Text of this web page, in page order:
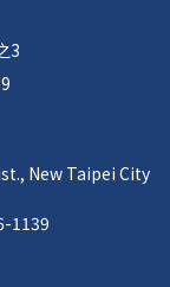
3
New Taipei City
1139